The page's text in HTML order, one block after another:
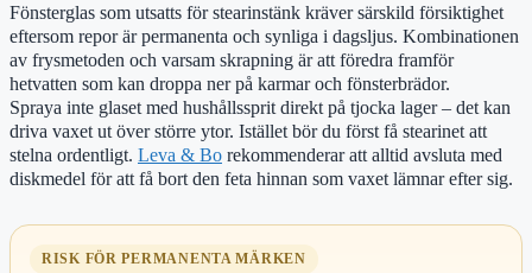
Fönsterglas som utsatts för stearinstänk kräver särskild försiktighet
eftersom repor är permanenta och synliga i dagsljus. Kombinationen
av frysmetoden och varsam skrapning är att föredra framför
hetvatten som kan droppa ner på karmar och fönsterbrädor.
Spraya inte glaset med hushållssprit direkt på tjocka lager – det kan
driva vaxet ut över större ytor. Istället bör du först få stearinet att
stelna ordentligt. Leva & Bo rekommenderar att alltid avsluta med
diskmedel för att få bort den feta hinnan som vaxet lämnar efter sig.
RISK FÖR PERMANENTA MÄRKEN